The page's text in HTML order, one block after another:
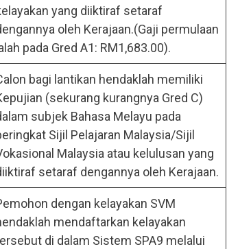
yang diiktiraf setaraf
oleh Kerajaan.(Gaji permulaan
pada Gred A1: RM1,683.00).
bagi lantikan hendaklah memiliki
(sekurang kurangnya Gred C)
subjek Bahasa Melayu pada
Sijil Pelajaran Malaysia/Sijil
Malaysia atau kelulusan yang
setaraf dengannya oleh Kerajaan.
dengan kelayakan SVM
mendaftarkan kelayakan
di dalam Sistem SPA9 melalui